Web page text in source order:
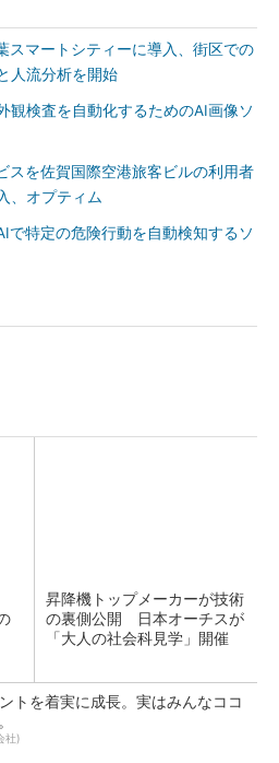
スマートシティーに導入、街区での
人流分析を開始
観検査を自動化するためのAI画像ソ
スを佐賀国際空港旅客ビルの利用者
、オプティム
で特定の危険行動を自動検知するソ
昇降機トップメーカーが技術
の裏側公開 日本オーチスが
「大人の社会科見学」開催
トを着実に成長。実はみんなココ
社)